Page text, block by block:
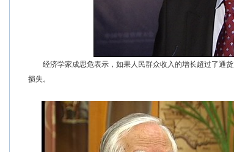
经济学家成思危表示，如果人民群众收入的增长超过了通货
损失。